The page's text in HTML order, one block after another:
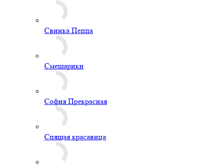
Свинка Пеппа
Смешарики
София Прекрасная
Спящая красавица